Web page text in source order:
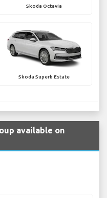
Skoda Octavia
Skoda Superb Estate
available on